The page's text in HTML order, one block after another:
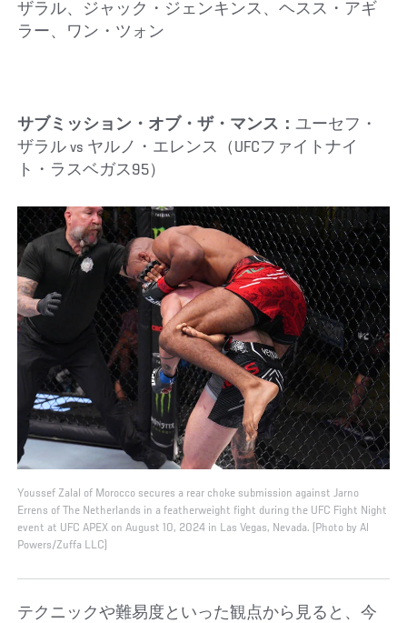
ザラル、ジャック・ジェンキンス、ヘスス・アギ
ラー、ワン・ツォン
サブミッション・オブ・ザ・マンス：ユーセフ・
ザラル vs ヤルノ・エレンス（UFCファイトナイ
ト・ラスベガス95）
Youssef Zalal of Morocco secures a rear choke submission against Jarno
Errens of The Netherlands in a featherweight fight during the UFC Fight Night
event at UFC APEX on August 10, 2024 in Las Vegas, Nevada. (Photo by Al
Powers/Zuffa LLC)
テクニックや難易度といった観点から見ると、今